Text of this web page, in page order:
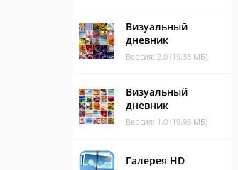
Визуальный
дневник
Версия: 2.0 (19.33 МБ)
Визуальный
дневник
Версия: 1.0 (19.93 МБ)
Галерея HD